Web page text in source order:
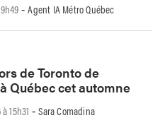
-Agent IA Métro Québec
de Toronto de
Québec cet automne
15h31 -Sara Comadina